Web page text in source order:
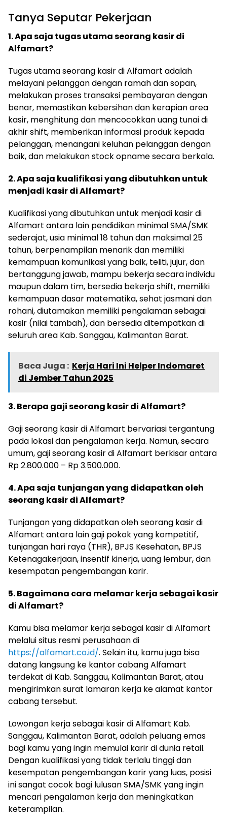
Tanya Seputar Pekerjaan
1. Apa saja tugas utama seorang kasir di
Alfamart?
Tugas utama seorang kasir di Alfamart adalah
melayani pelanggan dengan ramah dan sopan,
melakukan proses transaksi pembayaran dengan
benar, memastikan kebersihan dan kerapian area
kasir, menghitung dan mencocokkan uang tunai di
akhir shift, memberikan informasi produk kepada
pelanggan, menangani keluhan pelanggan dengan
baik, dan melakukan stock opname secara berkala.
2. Apa saja kualifikasi yang dibutuhkan untuk
menjadi kasir di Alfamart?
Kualifikasi yang dibutuhkan untuk menjadi kasir di
Alfamart antara lain pendidikan minimal SMA/SMK
sederajat, usia minimal 18 tahun dan maksimal 25
tahun, berpenampilan menarik dan memiliki
kemampuan komunikasi yang baik, teliti, jujur, dan
bertanggung jawab, mampu bekerja secara individu
maupun dalam tim, bersedia bekerja shift, memiliki
kemampuan dasar matematika, sehat jasmani dan
rohani, diutamakan memiliki pengalaman sebagai
kasir (nilai tambah), dan bersedia ditempatkan di
seluruh area Kab. Sanggau, Kalimantan Barat.
Baca Juga : Kerja Hari Ini Helper Indomaret
di Jember Tahun 2025
3. Berapa gaji seorang kasir di Alfamart?
Gaji seorang kasir di Alfamart bervariasi tergantung
pada lokasi dan pengalaman kerja. Namun, secara
umum, gaji seorang kasir di Alfamart berkisar antara
Rp 2.800.000 – Rp 3.500.000.
4. Apa saja tunjangan yang didapatkan oleh
seorang kasir di Alfamart?
Tunjangan yang didapatkan oleh seorang kasir di
Alfamart antara lain gaji pokok yang kompetitif,
tunjangan hari raya (THR), BPJS Kesehatan, BPJS
Ketenagakerjaan, insentif kinerja, uang lembur, dan
kesempatan pengembangan karir.
5. Bagaimana cara melamar kerja sebagai kasir
di Alfamart?
Kamu bisa melamar kerja sebagai kasir di Alfamart
melalui situs resmi perusahaan di
https://alfamart.co.id/. Selain itu, kamu juga bisa
datang langsung ke kantor cabang Alfamart
terdekat di Kab. Sanggau, Kalimantan Barat, atau
mengirimkan surat lamaran kerja ke alamat kantor
cabang tersebut.
Lowongan kerja sebagai kasir di Alfamart Kab.
Sanggau, Kalimantan Barat, adalah peluang emas
bagi kamu yang ingin memulai karir di dunia retail.
Dengan kualifikasi yang tidak terlalu tinggi dan
kesempatan pengembangan karir yang luas, posisi
ini sangat cocok bagi lulusan SMA/SMK yang ingin
mencari pengalaman kerja dan meningkatkan
keterampilan.